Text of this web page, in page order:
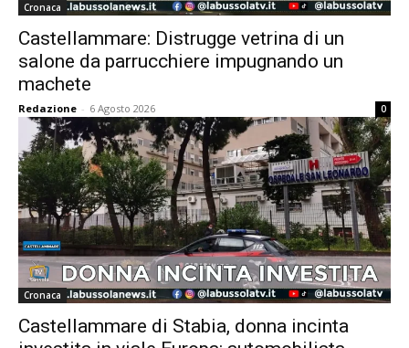
Cronaca
Castellammare: Distrugge vetrina di un
salone da parrucchiere impugnando un
machete
Redazione - 6 Agosto 2026 0
Cronaca
Castellammare di Stabia, donna incinta